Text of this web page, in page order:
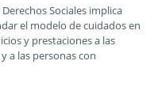
Sociales implica
el modelo de cuidados en
y prestaciones a las
a las personas con